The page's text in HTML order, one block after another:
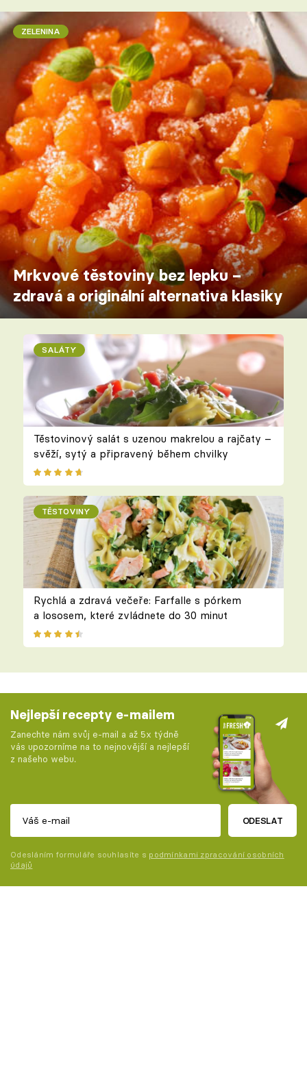
ZELENINA
Mrkvové těstoviny bez lepku –
zdravá a originální alternativa klasiky
SALÁTY
Těstovinový salát s uzenou makrelou a rajčaty –
svěží, sytý a připravený během chvilky
TĚSTOVINY
Rychlá a zdravá večeře: Farfalle s pórkem
a lososem, které zvládnete do 30 minut
Nejlepší recepty e-mailem
Zanechte nám svůj e-mail a až 5x týdně
vás upozorníme na to nejnovější a nejlepší
z našeho webu.
ODESLAT
Odesláním formuláře souhlasíte s podmínkami zpracování osobních
údajů